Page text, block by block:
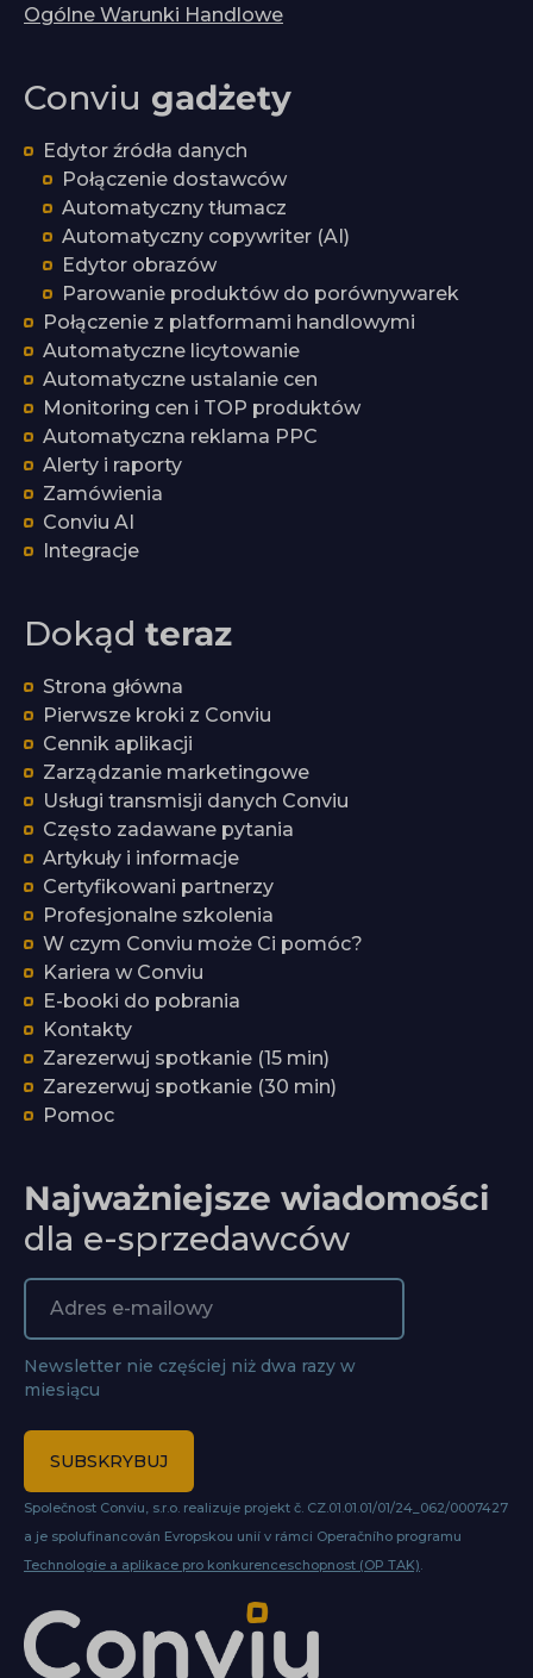
Ogólne Warunki Handlowe
Conviu gadżety
Edytor źródła danych
Połączenie dostawców
Automatyczny tłumacz
Automatyczny copywriter (AI)
Edytor obrazów
Parowanie produktów do porównywarek
Połączenie z platformami handlowymi
Automatyczne licytowanie
Automatyczne ustalanie cen
Monitoring cen i TOP produktów
Automatyczna reklama PPC
Alerty i raporty
Zamówienia
Conviu AI
Integracje
Dokąd teraz
Strona główna
Pierwsze kroki z Conviu
Cennik aplikacji
Zarządzanie marketingowe
Usługi transmisji danych Conviu
Często zadawane pytania
Artykuły i informacje
Certyfikowani partnerzy
Profesjonalne szkolenia
W czym Conviu może Ci pomóc?
Kariera w Conviu
E-booki do pobrania
Kontakty
Zarezerwuj spotkanie (15 min)
Zarezerwuj spotkanie (30 min)
Pomoc
Najważniejsze wiadomości
dla e-sprzedawców
Newsletter nie częściej niż dwa razy w
miesiącu
SUBSKRYBUJ
Společnost Conviu, s.r.o. realizuje projekt č. CZ.01.01.01/01/24_062/0007427
a je spolufinancován Evropskou unií v rámci Operačního programu
Technologie a aplikace pro konkurenceschopnost (OP TAK).